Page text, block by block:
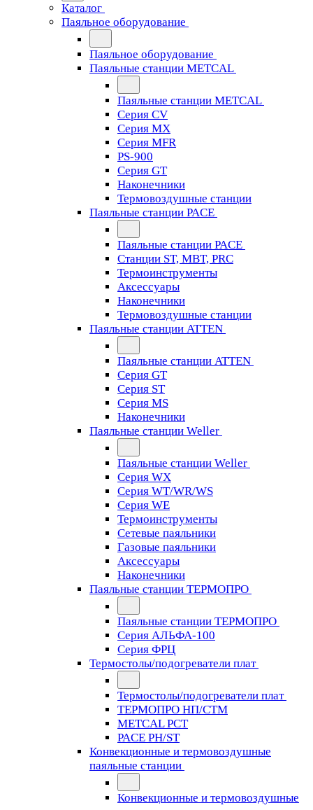
Каталог
Паяльное оборудование
Паяльное оборудование
Паяльные станции METCAL
Паяльные станции METCAL
Серия CV
Серия MX
Серия MFR
PS-900
Серия GT
Наконечники
Термовоздушные станции
Паяльные станции PACE
Паяльные станции PACE
Станции ST, MBT, PRC
Термоинструменты
Аксессуары
Наконечники
Термовоздушные станции
Паяльные станции ATTEN
Паяльные станции ATTEN
Серия GT
Серия ST
Серия MS
Наконечники
Паяльные станции Weller
Паяльные станции Weller
Серия WX
Серия WT/WR/WS
Серия WE
Термоинструменты
Сетевые паяльники
Газовые паяльники
Аксессуары
Наконечники
Паяльные станции ТЕРМОПРО
Паяльные станции ТЕРМОПРО
Серия АЛЬФА-100
Серия ФРЦ
Термостолы/подогреватели плат
Термостолы/подогреватели плат
ТЕРМОПРО НП/СТМ
METCAL PCT
PACE PH/ST
Конвекционные и термовоздушные
паяльные станции
Конвекционные и термовоздушные